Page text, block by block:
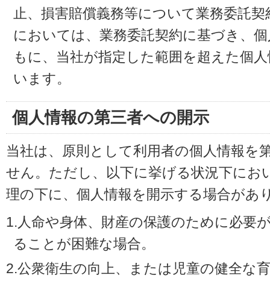
止、損害賠償義務等について業務委託
においては、業務委託契約に基づき、
もに、当社が指定した範囲を超えた個
います。
個人情報の第三者への開示
当社は、原則として利用者の個人情報を
せん。ただし、以下に挙げる状況下にお
理の下に、個人情報を開示する場合があ
1.人命や身体、財産の保護のために必要
ることが困難な場合。
2.公衆衛生の向上、または児童の健全な